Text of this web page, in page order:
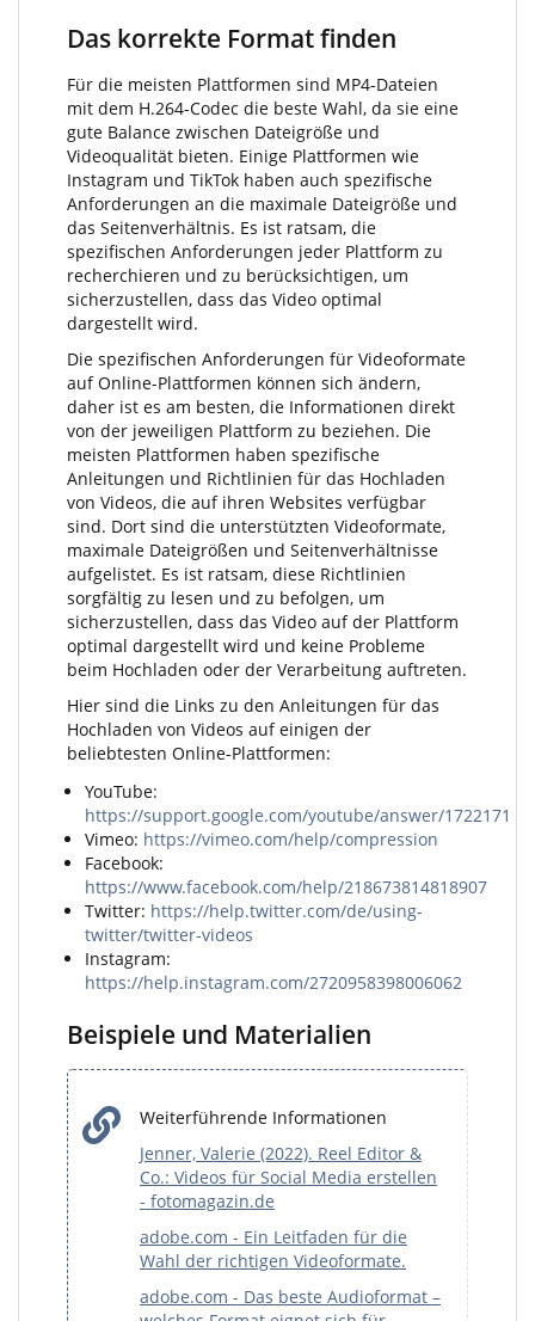
Das korrekte Format finden
Für die meisten Plattformen sind MP4-Dateien
mit dem H.264-Codec die beste Wahl, da sie eine
gute Balance zwischen Dateigröße und
Videoqualität bieten. Einige Plattformen wie
Instagram und TikTok haben auch spezifische
Anforderungen an die maximale Dateigröße und
das Seitenverhältnis. Es ist ratsam, die
spezifischen Anforderungen jeder Plattform zu
recherchieren und zu berücksichtigen, um
sicherzustellen, dass das Video optimal
dargestellt wird.
Die spezifischen Anforderungen für Videoformate
auf Online-Plattformen können sich ändern,
daher ist es am besten, die Informationen direkt
von der jeweiligen Plattform zu beziehen. Die
meisten Plattformen haben spezifische
Anleitungen und Richtlinien für das Hochladen
von Videos, die auf ihren Websites verfügbar
sind. Dort sind die unterstützten Videoformate,
maximale Dateigrößen und Seitenverhältnisse
aufgelistet. Es ist ratsam, diese Richtlinien
sorgfältig zu lesen und zu befolgen, um
sicherzustellen, dass das Video auf der Plattform
optimal dargestellt wird und keine Probleme
beim Hochladen oder der Verarbeitung auftreten.
Hier sind die Links zu den Anleitungen für das
Hochladen von Videos auf einigen der
beliebtesten Online-Plattformen:
YouTube:
https://support.google.com/youtube/answer/1722171
Vimeo: https://vimeo.com/help/compression
Facebook:
https://www.facebook.com/help/218673814818907
Twitter: https://help.twitter.com/de/using-
twitter/twitter-videos
Instagram:
https://help.instagram.com/2720958398006062
Beispiele und Materialien
Weiterführende Informationen
Jenner, Valerie (2022). Reel Editor &
Co.: Videos für Social Media erstellen
- fotomagazin.de
adobe.com - Ein Leitfaden für die
Wahl der richtigen Videoformate.
adobe.com - Das beste Audioformat –